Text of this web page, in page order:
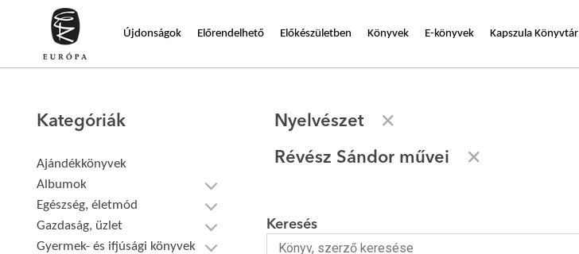
Újdonságok Előrendelhető Előkészületben Könyvek E-könyvek Kapszula Könyvtár
Kategóriák
Ajándékkönyvek
Albumok
Egészség, életmód
Gazdaság, üzlet
Gyermek- és ifjúsági könyvek
Nyelvészet
Révész Sándor művei
Keresés